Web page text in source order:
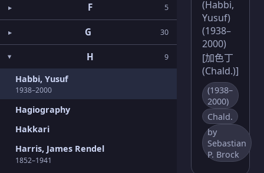
F 5
G 30
H 9
Habbi, Yusuf
1938–2000
Hagiography
Hakkari
Harris, James Rendel
1852–1941
(Habbi,
Yusuf)
(1938–
2000)
[加色丁
(Chald.)]
(1938–
2000)
Chald.
by
Sebastian
P. Brock